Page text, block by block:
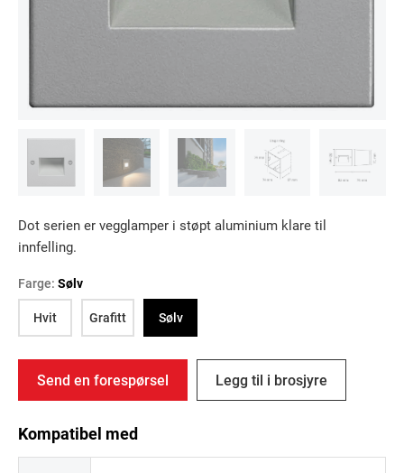
Dot serien er vegglamper i støpt aluminium klare til
innfelling.
Farge: Sølv
Hvit
Grafitt Sølv
Send en forespørsel Legg til i brosjyre
Kompatibel med